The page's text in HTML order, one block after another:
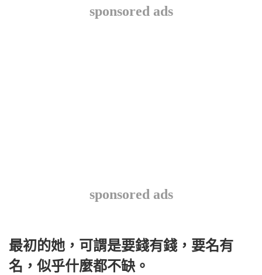
sponsored ads
sponsored ads
最初的她，可謂是要錢有錢，要名有
名，似乎什麼都不缺。